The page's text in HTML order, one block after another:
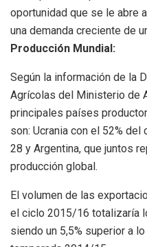
oportunidad que se le abre
una demanda creciente de
Producción Mundial:
Según la información de la
Agrícolas del Ministerio de
principales países
son: Ucrania con el 52% del
28 y Argentina, que juntos
producción global.
El volumen de las
el ciclo 2015/16 totalizaría
siendo un 5,5% superior a